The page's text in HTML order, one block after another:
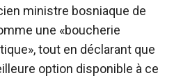
ministre bosniaque de
une «boucherie
tout en déclarant que
option disponible à ce